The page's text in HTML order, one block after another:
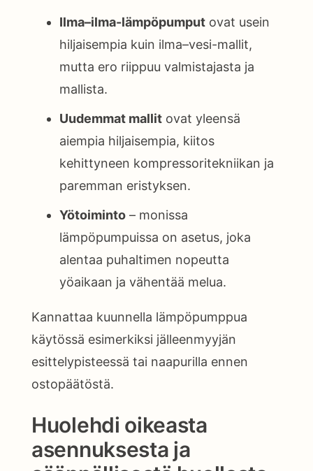
Ilma–ilma-lämpöpumput ovat usein
hiljaisempia kuin ilma–vesi-mallit,
mutta ero riippuu valmistajasta ja
mallista.
Uudemmat mallit ovat yleensä
aiempia hiljaisempia, kiitos
kehittyneen kompressoritekniikan ja
paremman eristyksen.
Yötoiminto – monissa
lämpöpumpuissa on asetus, joka
alentaa puhaltimen nopeutta
yöaikaan ja vähentää melua.
Kannattaa kuunnella lämpöpumppua
käytössä esimerkiksi jälleenmyyjän
esittelypisteessä tai naapurilla ennen
ostopäätöstä.
Huolehdi oikeasta
asennuksesta ja